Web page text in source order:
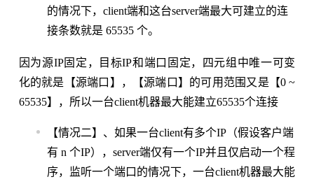
的情况下，client端和这台server端最大可建立的连
接条数就是 65535 个。
因为源IP固定，目标IP和端口固定，四元组中唯一可变
化的就是【源端口】，【源端口】的可用范围又是【0 ~
65535】，所以一台client机器最大能建立65535个连接
【情况二】、如果一台client有多个IP（假设客户端
有 n 个IP），server端仅有一个IP并且仅启动一个程
序，监听一个端口的情况下，一台client机器最大能